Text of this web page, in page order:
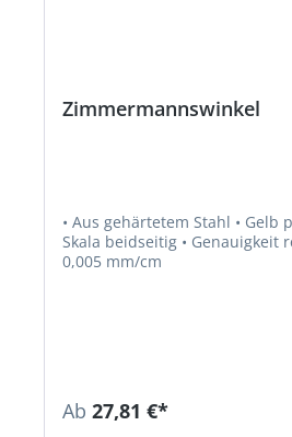
Zimmermannswinkel
• Aus gehärtetem Stahl • Gelb pulverbeschichtet •
Skala beidseitig • Genauigkeit rechter Winkel
0,005 mm/cm
Ab 27,81 €*